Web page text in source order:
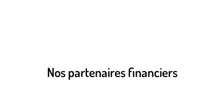
Nos partenaires financiers